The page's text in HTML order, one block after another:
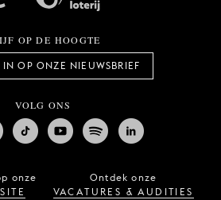
OP DE HOOGTE
IN OP ONZE NIEUWSBRIEF
VOLG ONS
onze
Ontdek onze
VACATURES & AUDITIES